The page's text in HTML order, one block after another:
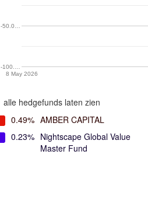
8 May 2026
-100.…
-50.0…
alle hedgefunds laten zien
0.49% AMBER CAPITAL
0.23% Nightscape Global Value
Master Fund